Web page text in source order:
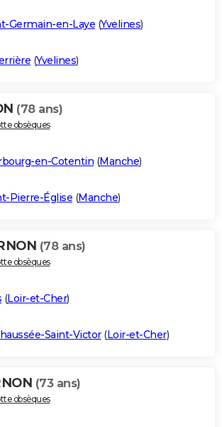
Germain-en-Laye (Yvelines)
(Yvelines)
(78 ans)
obsèques
en-Cotentin (Manche)
Pierre-Église (Manche)
(78 ans)
obsèques
(Loir-et-Cher)
Saint-Victor(Loir-et-Cher)
(73 ans)
obsèques